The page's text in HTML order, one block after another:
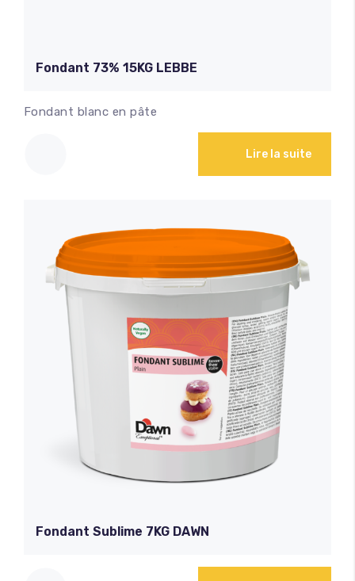
Fondant 73% 15KG LEBBE
Fondant blanc en pâte
Lire la suite
Fondant Sublime 7KG DAWN